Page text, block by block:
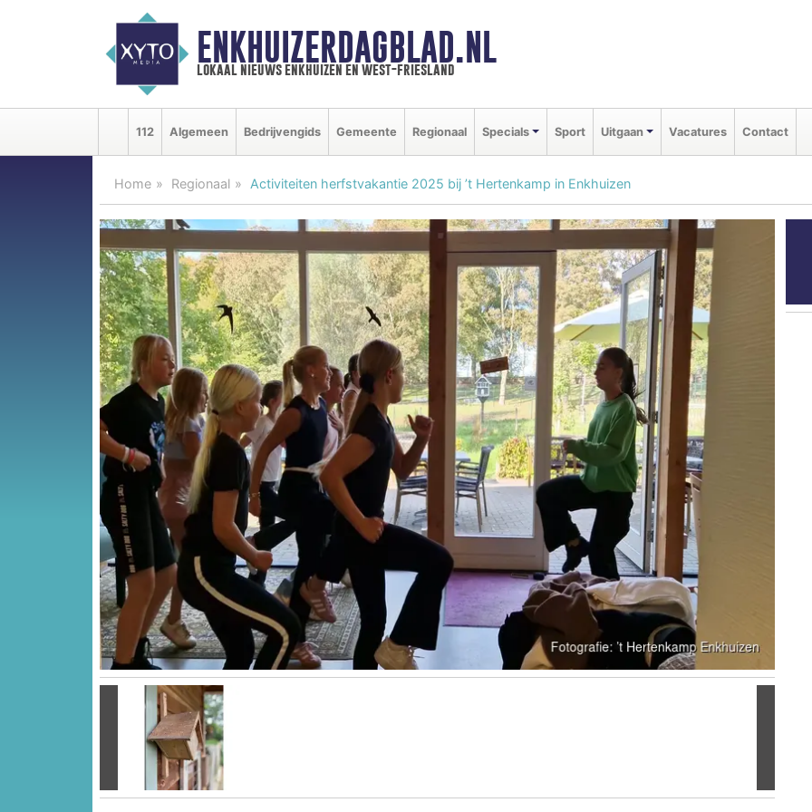
ENKHUIZERDAGBLAD.NL
lokaal nieuws enkhuizen en west-friesland
112 Algemeen Bedrijvengids Gemeente Regionaal Specials Sport Uitgaan Vacatures Contact
Home Regionaal Activiteiten herfstvakantie 2025 bij ’t Hertenkamp in Enkhuizen
Vorige